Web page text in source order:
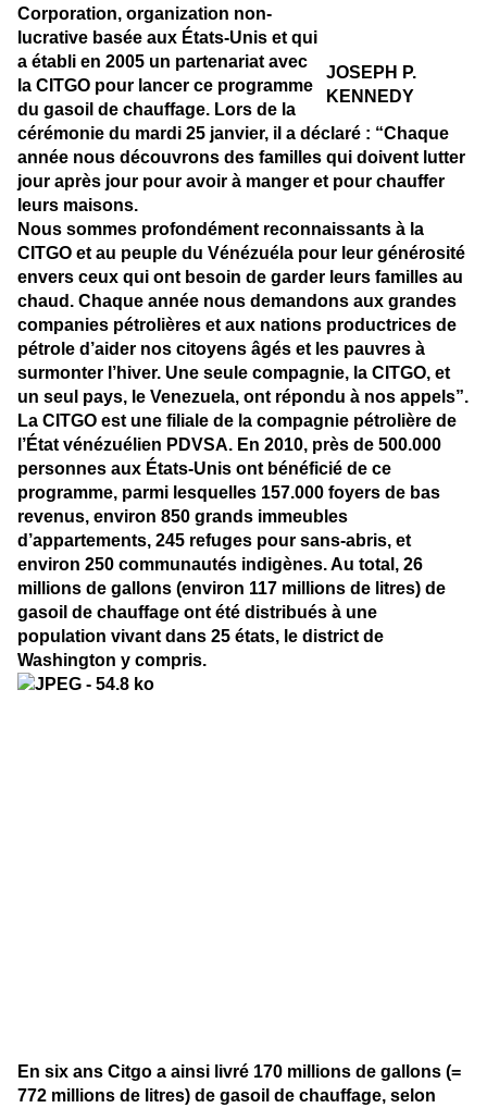
JOSEPH P.
KENNEDY
Corporation, organization non-
lucrative basée aux États-Unis et qui
a établi en 2005 un partenariat avec
la CITGO pour lancer ce programme
du gasoil de chauffage. Lors de la
cérémonie du mardi 25 janvier, il a déclaré : “Chaque
année nous découvrons des familles qui doivent lutter
jour après jour pour avoir à manger et pour chauffer
leurs maisons.
Nous sommes profondément reconnaissants à la
CITGO et au peuple du Vénézuéla pour leur générosité
envers ceux qui ont besoin de garder leurs familles au
chaud. Chaque année nous demandons aux grandes
companies pétrolières et aux nations productrices de
pétrole d’aider nos citoyens âgés et les pauvres à
surmonter l’hiver. Une seule compagnie, la CITGO, et
un seul pays, le Venezuela, ont répondu à nos appels”.
La CITGO est une filiale de la compagnie pétrolière de
l’État vénézuélien PDVSA. En 2010, près de 500.000
personnes aux États-Unis ont bénéficié de ce
programme, parmi lesquelles 157.000 foyers de bas
revenus, environ 850 grands immeubles
d’appartements, 245 refuges pour sans-abris, et
environ 250 communautés indigènes. Au total, 26
millions de gallons (environ 117 millions de litres) de
gasoil de chauffage ont été distribués à une
population vivant dans 25 états, le district de
Washington y compris.
En six ans Citgo a ainsi livré 170 millions de gallons (=
772 millions de litres) de gasoil de chauffage, selon